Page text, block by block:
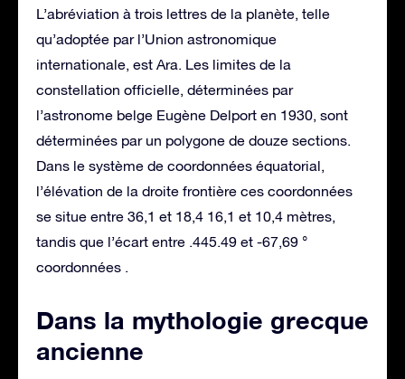
L’abréviation à trois lettres de la planète, telle
qu’adoptée par l’Union astronomique
internationale, est Ara. Les limites de la
constellation officielle, déterminées par
l’astronome belge Eugène Delport en 1930, sont
déterminées par un polygone de douze sections.
Dans le système de coordonnées équatorial,
l’élévation de la droite frontière ces coordonnées
se situe entre 36,1 et 18,4 16,1 et 10,4 mètres,
tandis que l’écart entre .445.49 et -67,69 °
coordonnées .
Dans la mythologie grecque
ancienne